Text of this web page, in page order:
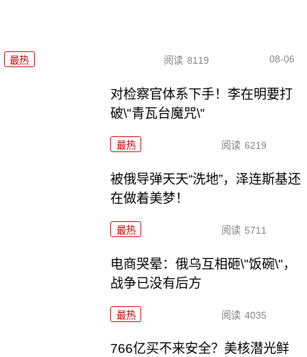
最热 阅读 8119 08-06
对检察官体系下手！李在明要打
破\"青瓦台魔咒\"
最热 阅读 6219
被俄导弹天天“洗地”，泽连斯基还
在做着美梦！
最热 阅读 5711
电商哭晕：俄乌互相砸\"饭碗\"，
战争已没有后方
最热 阅读 4035
766亿买不来安全？美核潜光鲜